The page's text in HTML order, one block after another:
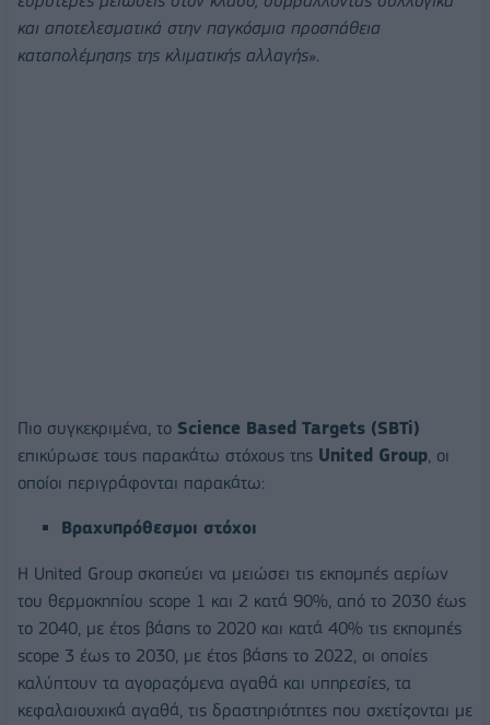
και αποτελεσματικά στην παγκόσμια προσπάθεια
καταπολέμησης της κλιματικής αλλαγής».
Πιο συγκεκριμένα, το Science Based Targets (SBTi)
επικύρωσε τους παρακάτω στόχους της United Group, οι
οποίοι περιγράφονται παρακάτω:
Βραχυπρόθεσμοι στόχοι
Η United Group σκοπεύει να μειώσει τις εκπομπές αερίων
του θερμοκηπίου scope 1 και 2 κατά 90%, από το 2030 έως
το 2040, με έτος βάσης το 2020 και κατά 40% τις εκπομπές
scope 3 έως το 2030, με έτος βάσης το 2022, οι οποίες
καλύπτουν τα αγοραζόμενα αγαθά και υπηρεσίες, τα
κεφαλαιουχικά αγαθά, τις δραστηριότητες που σχετίζονται με